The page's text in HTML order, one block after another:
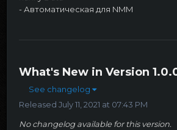
- Автоматическая для NMM
What's New in Version
See changelog
Released July 11, 2021 at 07:43 PM
No changelog available for this version.